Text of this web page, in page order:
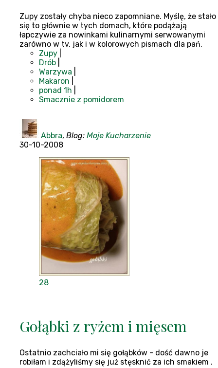
Zupy zostały chyba nieco zapomniane. Myślę, że stało
się to głównie w tych domach, które podążają
łapczywie za nowinkami kulinarnymi serwowanymi
zarówno w tv, jak i w kolorowych pismach dla pań.
Zupy
Drób
Warzywa
Makaron
ponad 1h
Smacznie z pomidorem
Abbra, Blog: Moje Kucharzenie
30-10-2008
28
Gołąbki z ryżem i mięsem
Ostatnio zachciało mi się gołąbków - dość dawno je
robiłam i zdążyliśmy się już stęsknić za ich smakiem .